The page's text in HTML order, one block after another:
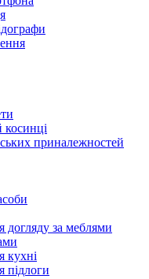
косинці
приналежностей
догляду за меблями
кухні
підлоги